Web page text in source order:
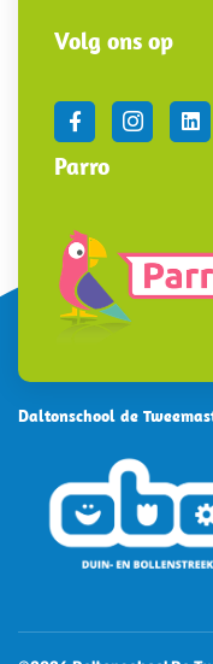
Volg ons op
Parro
Daltonschool de